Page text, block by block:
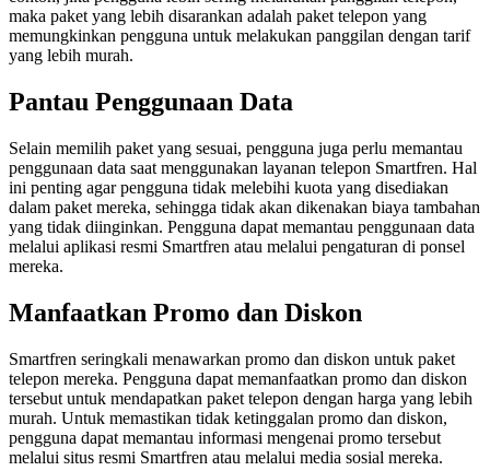
maka paket yang lebih disarankan adalah paket telepon yang
memungkinkan pengguna untuk melakukan panggilan dengan tarif
yang lebih murah.
Pantau Penggunaan Data
Selain memilih paket yang sesuai, pengguna juga perlu memantau
penggunaan data saat menggunakan layanan telepon Smartfren. Hal
ini penting agar pengguna tidak melebihi kuota yang disediakan
dalam paket mereka, sehingga tidak akan dikenakan biaya tambahan
yang tidak diinginkan. Pengguna dapat memantau penggunaan data
melalui aplikasi resmi Smartfren atau melalui pengaturan di ponsel
mereka.
Manfaatkan Promo dan Diskon
Smartfren seringkali menawarkan promo dan diskon untuk paket
telepon mereka. Pengguna dapat memanfaatkan promo dan diskon
tersebut untuk mendapatkan paket telepon dengan harga yang lebih
murah. Untuk memastikan tidak ketinggalan promo dan diskon,
pengguna dapat memantau informasi mengenai promo tersebut
melalui situs resmi Smartfren atau melalui media sosial mereka.